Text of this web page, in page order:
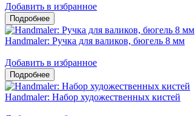
Добавить в избранное
Handmaler: Ручка для валиков, бюгель 8 мм
Добавить в избранное
Handmaler: Набор художественных кистей